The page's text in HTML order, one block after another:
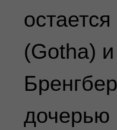
(Gotha)
дочерью